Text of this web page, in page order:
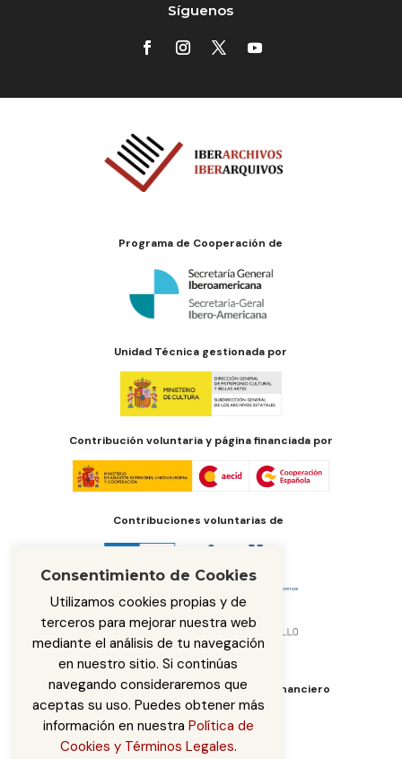
Síguenos
Programa de Cooperación de
Unidad Técnica gestionada por
Contribución voluntaria y página financiada por
Contribuciones voluntarias de
Órgano de administración del fondo financiero
Consentimiento de Cookies
Utilizamos cookies propias y de
terceros para mejorar nuestra web
mediante el análisis de tu navegación
en nuestro sitio. Si continúas
navegando consideraremos que
aceptas su uso. Puedes obtener más
información en nuestra Política de
Cookies y Términos Legales.